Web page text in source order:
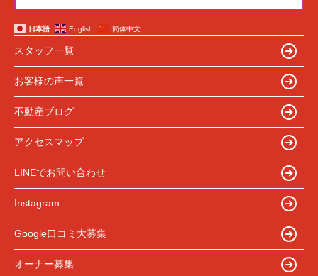
日本語 English 简体中文
スタッフ一覧
お客様の声一覧
不動産ブログ
アクセスマップ
LINEでお問い合わせ
Instagram
Google口コミ大募集
オーナー募集